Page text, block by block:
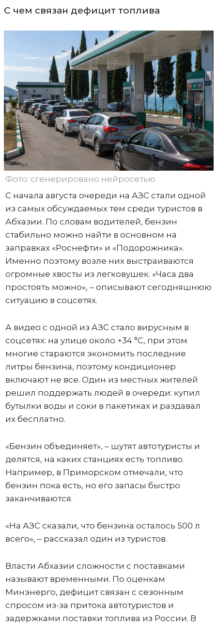
С чем связан дефицит топлива
Фото: сгенерировано нейросетью
С начала августа очереди на АЗС стали одной
из самых обсуждаемых тем среди туристов в
Абхазии. По словам водителей, бензин
стабильно можно найти в основном на
заправках «Роснефти» и «Подорожника».
Именно поэтому возле них выстраиваются
огромные хвосты из легковушек. «Часа два
простоять можно», – описывают сегодняшнюю
ситуацию в соцсетях.
А видео с одной из АЗС стало вирусным в
соцсетях: на улице около +34 °C, при этом
многие стараются экономить последние
литры бензина, поэтому кондиционер
включают не все. Один из местных жителей
решил поддержать людей в очереди: купил
бутылки воды и соки в пакетиках и раздавал
их бесплатно.
«Бензин объединяет», – шутят автотуристы и
делятся, на каких станциях есть топливо.
Например, в Приморском отмечали, что
бензин пока есть, но его запасы быстро
заканчиваются.
«На АЗС сказали, что бензина осталось 500 л
всего», – рассказал один из туристов.
Власти Абхазии сложности с поставками
называют временными. По оценкам
Минэнерго, дефицит связан с сезонным
спросом из-за притока автотуристов и
задержками поставки топлива из России. В